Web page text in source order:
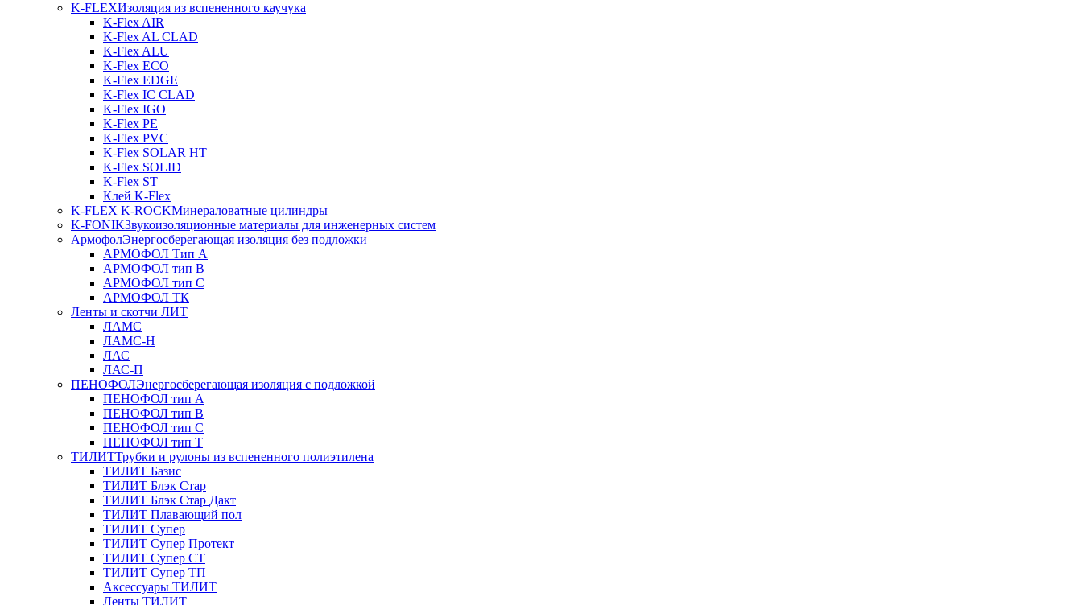
K-FLEXИзоляция из вспененного каучука
K-Flex AIR
K-Flex AL CLAD
K-Flex ALU
K-Flex ECO
K-Flex EDGE
K-Flex IC CLAD
K-Flex IGO
K-Flex PE
K-Flex PVC
K-Flex SOLAR HT
K-Flex SOLID
K-Flex ST
Клей K-Flex
K-FLEX K-ROCKМинераловатные цилиндры
K-FONIKЗвукоизоляционные материалы для инженерных систем
АрмофолЭнергосберегающая изоляция без подложки
АРМОФОЛ Тип А
АРМОФОЛ тип В
АРМОФОЛ тип C
АРМОФОЛ ТК
Ленты и скотчи ЛИТ
ЛАМС
ЛАМС-Н
ЛАС
ЛАС-П
ПЕНОФОЛЭнергосберегающая изоляция с подложкой
ПЕНОФОЛ тип А
ПЕНОФОЛ тип B
ПЕНОФОЛ тип C
ПЕНОФОЛ тип T
ТИЛИТТрубки и рулоны из вспененного полиэтилена
ТИЛИТ Базис
ТИЛИТ Блэк Стар
ТИЛИТ Блэк Стар Дакт
ТИЛИТ Плавающий пол
ТИЛИТ Супер
ТИЛИТ Супер Протект
ТИЛИТ Супер СТ
ТИЛИТ Супер ТП
Аксессуары ТИЛИТ
Ленты ТИЛИТ